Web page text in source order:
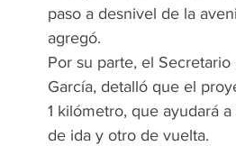
paso a desnivel de la
agregó.
Por su parte, el
García, detalló que el
1 kilómetro, que ayudará
de ida y otro de vuelta.